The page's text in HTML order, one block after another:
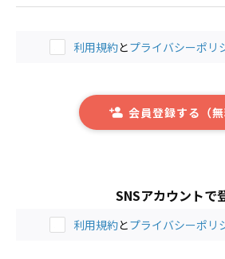
SNSアカウントで
利用規約とプライバシーポリ
利用規約とプライバシーポリ
会員登録する（無